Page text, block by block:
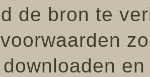
de bron te